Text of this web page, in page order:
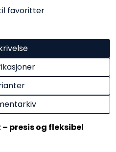
favoritter
presis og fleksibel